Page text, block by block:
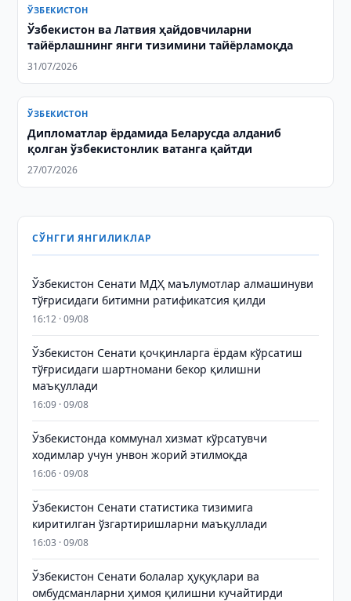
ЎЗБЕКИСТОН
Ўзбекистон ва Латвия ҳайдовчиларни
тайёрлашнинг янги тизимини тайёрламоқда
31/07/2026
ЎЗБЕКИСТОН
Дипломатлар ёрдамида Беларусда алданиб
қолган ўзбекистонлик ватанга қайтди
27/07/2026
СЎНГГИ ЯНГИЛИКЛАР
Ўзбекистон Сенати МДҲ маълумотлар алмашинуви
тўғрисидаги битимни ратификатсия қилди
16:12 · 09/08
Ўзбекистон Сенати қочқинларга ёрдам кўрсатиш
тўғрисидаги шартномани бекор қилишни
маъқуллади
16:09 · 09/08
Ўзбекистонда коммунал хизмат кўрсатувчи
ходимлар учун унвон жорий этилмоқда
16:06 · 09/08
Ўзбекистон Сенати статистика тизимига
киритилган ўзгартиришларни маъқуллади
16:03 · 09/08
Ўзбекистон Сенати болалар ҳуқуқлари ва
омбудсманларни ҳимоя қилишни кучайтирди